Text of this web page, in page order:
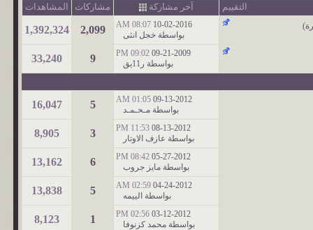
التقييم آخر مشاركة مشاركات المشاهدات
)
10-02-2016
08:07 AM
بواسطة خجل انثى 2,099
1,392,324
09-21-2009
09:02 PM
بواسطة ر11يق 9
33,240
09-13-2012
01:05 AM
بواسطة مـحـمـد 5
16,047
08-13-2012
11:53 PM
بواسطة عازف الاوتار 3
8,905
05-27-2012
08:42 PM
بواسطة مايز جروب 6
13,162
04-24-2012
02:59 AM
بواسطة الييمه 5
13,838
03-12-2012
02:56 PM
بواسطة محمد كزنوفا 1
8,123